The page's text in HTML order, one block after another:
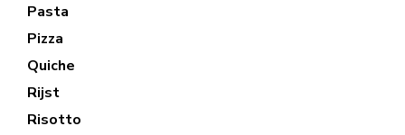
Pasta
Pizza
Quiche
Rijst
Risotto